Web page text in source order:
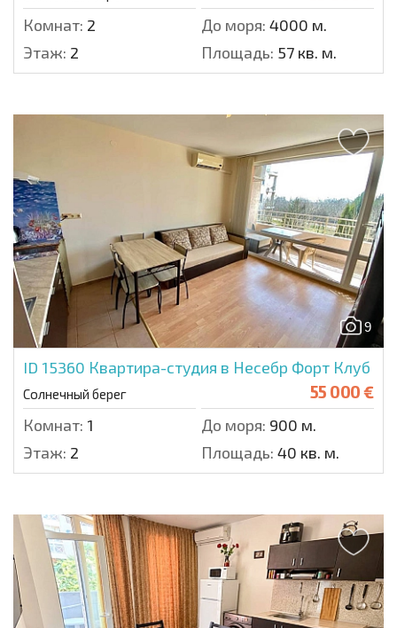
Комнат: 2 До моря: 4000 м.
Этаж: 2 Площадь: 57 кв. м.
9
ID 15360 Квартира-студия в Несебр Форт Клуб
Солнечный берег 55 000 €
Комнат: 1 До моря: 900 м.
Этаж: 2 Площадь: 40 кв. м.